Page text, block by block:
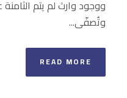
ووجود وارث لم يتم
وتُصفّى...
READ MORE